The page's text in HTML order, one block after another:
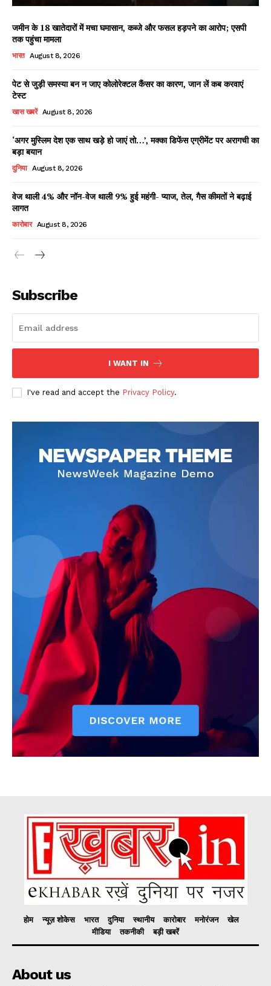
Contact us
Subscription Plans
My account
जमीन के 18 खातेदारों में मचा घमासान, कब्जे और फसल हड़पने का आरोप; एसपी
तक पहुंचा मामला
भारत August 8, 2026
पेट से जुड़ी समस्या बन न जाए कोलोरेक्टल कैंसर का कारण, जान लें कब करवाएं
टेस्ट
खास खबरें August 8, 2026
‘अगर मुस्लिम देश एक साथ खड़े हो जाएं तो…’, मक्का डिफेंस एग्रीमेंट पर अरागची का
बड़ा बयान
दुनिया August 8, 2026
वेज थाली 4% और नॉन-वेज थाली 9% हुई महंगी- प्याज, तेल, गैस कीमतों ने बढ़ाई
लागत
कारोबार August 8, 2026
Subscribe
I WANT IN
I've read and accept the Privacy Policy.
होम न्यूज़ शोकेस भारत दुनिया स्थानीय कारोबार मनोरंजन
खेल
मीडिया
तकनीकी बड़ी खबरें
About us